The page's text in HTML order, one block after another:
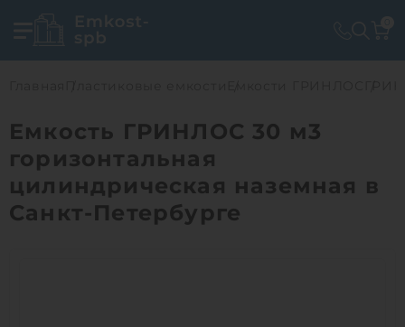
Емкость ГРИНЛОС 30 м3
горизонтальная
цилиндрическая наземная в
Санкт-Петербурге